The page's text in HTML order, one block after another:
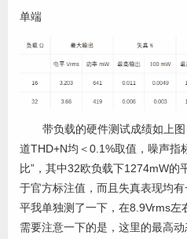
单端
带负载的硬件测试成绩如上
道THD+N均＜0.1%取值，噪声指
比”，其中32欧负载下1274mW的
于官方标注值，而且失真表现均
平我单独测了一下，在8.9Vrms左
需要注意一下的是，这里的最高